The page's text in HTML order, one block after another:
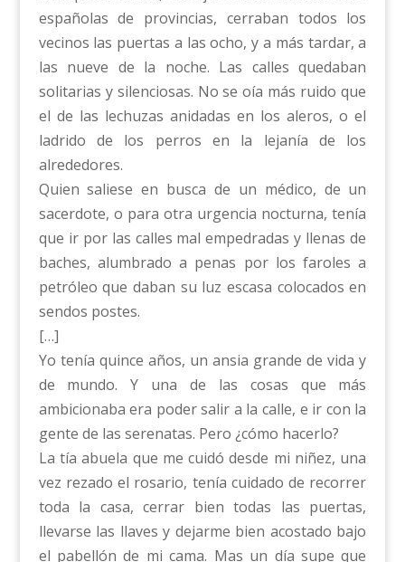
españolas de provincias, cerraban todos los
vecinos las puertas a las ocho, y a más tardar, a
las nueve de la noche. Las calles quedaban
solitarias y silenciosas. No se oía más ruido que
el de las lechuzas anidadas en los aleros, o el
ladrido de los perros en la lejanía de los
alrededores.
Quien saliese en busca de un médico, de un
sacerdote, o para otra urgencia nocturna, tenía
que ir por las calles mal empedradas y llenas de
baches, alumbrado a penas por los faroles a
petróleo que daban su luz escasa colocados en
sendos postes.
[…]
Yo tenía quince años, un ansia grande de vida y
de mundo. Y una de las cosas que más
ambicionaba era poder salir a la calle, e ir con la
gente de las serenatas. Pero ¿cómo hacerlo?
La tía abuela que me cuidó desde mi niñez, una
vez rezado el rosario, tenía cuidado de recorrer
toda la casa, cerrar bien todas las puertas,
llevarse las llaves y dejarme bien acostado bajo
el pabellón de mi cama. Mas un día supe que